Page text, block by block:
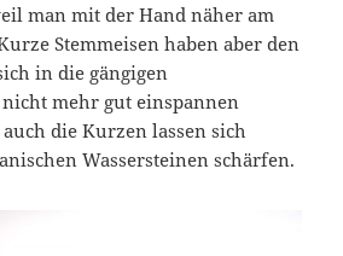
man mit der Hand näher am
Stemmeisen haben aber den
in die gängigen
mehr gut einspannen
die Kurzen lassen sich
Wassersteinen schärfen.